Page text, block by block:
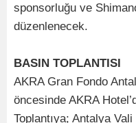
sponsorluğu ve
düzenlenecek.
BASIN TOPLANTISI
AKRA Gran Fondo
öncesinde AKRA
Toplantıya; Antalya Vali